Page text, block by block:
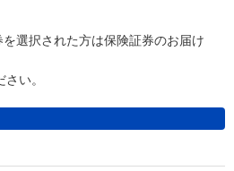
を選択された方は保険証券のお届け
い。